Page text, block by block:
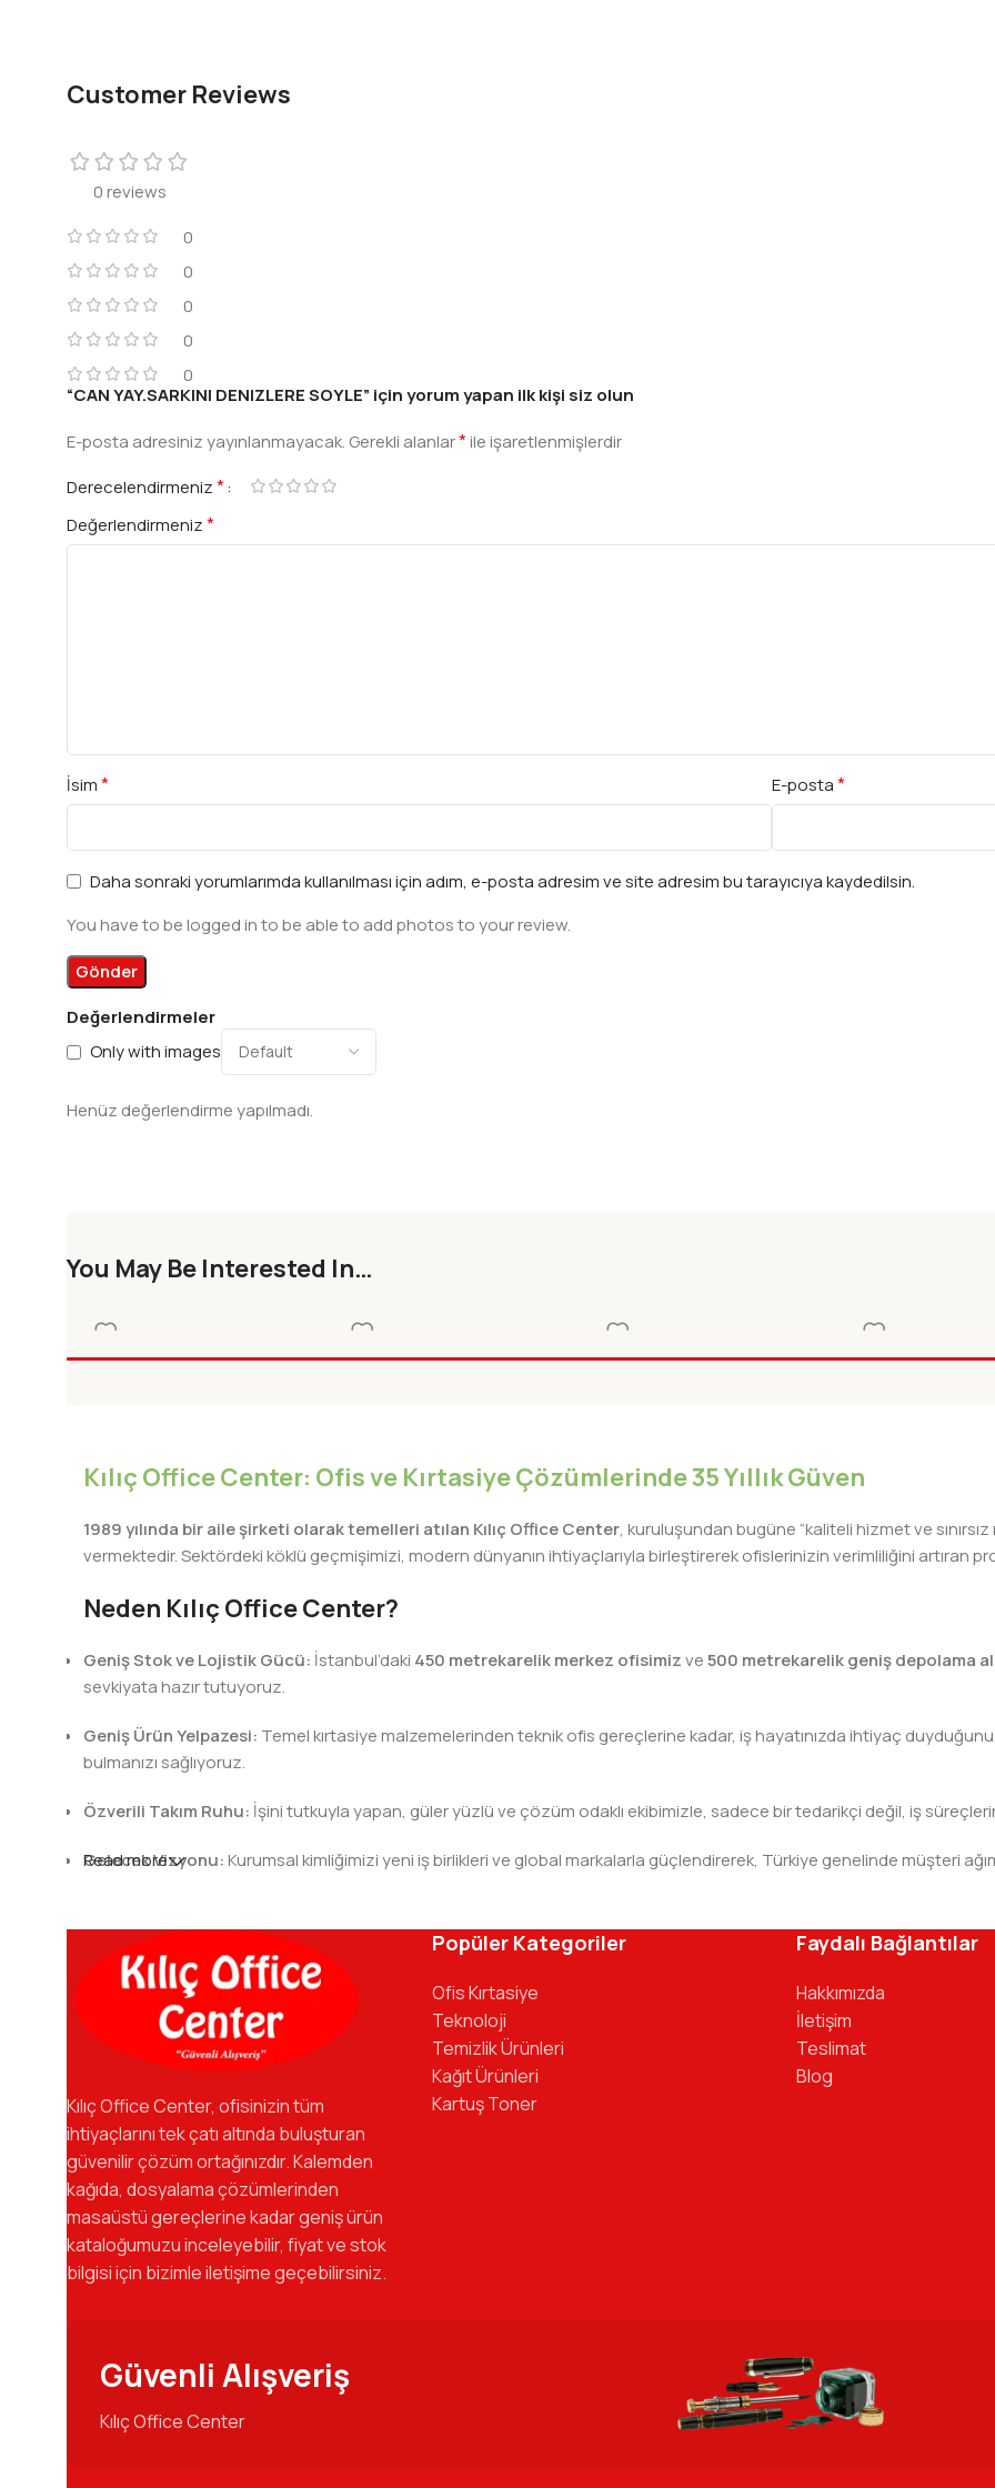
Customer Reviews
0 reviews
0
0
0
0
0
Değerlendirmeler
Only with images
Henüz değerlendirme yapılmadı.
“CAN YAY.SARKINI DENIZLERE SOYLE” için yorum yapan ilk kişi siz olun
E-posta adresiniz yayınlanmayacak. Gerekli alanlar*ile işaretlenmişlerdir
Derecelendirmeniz*
Değerlendirmeniz*
İsim* E-posta*
Daha sonraki yorumlarımda kullanılması için adım, e-posta adresim ve site adresim bu tarayıcıya kaydedilsin.
You have to be logged in to be able to add photos to your review.
You May Be Interested In…
HAZINESI
NASREDDIN HOCANIN
9 MUSTISIM DEDEKTIFLER
DURUMLER
Kılıç Office Center: Ofis ve Kırtasiye Çözümlerinde 35 Yıllık Güven
1989 yılında bir aile şirketi olarak temelleri atılan Kılıç Office Center, kuruluşundan bugüne “kaliteli hizmet ve
vermektedir. Sektördeki köklü geçmişimizi, modern dünyanın ihtiyaçlarıyla birleştirerek ofislerinizin verimliliğini artıran
Neden Kılıç Office Center?
Geniş Stok ve Lojistik Gücü: İstanbul’daki 450 metrekarelik merkez ofisimizve500 metrekarelik geniş depolama
sevkiyata hazır tutuyoruz.
Geniş Ürün Yelpazesi: Temel kırtasiye malzemelerinden teknik ofis gereçlerine kadar, iş hayatınızda ihtiyaç
bulmanızı sağlıyoruz.
Özverili Takım Ruhu: İşini tutkuyla yapan, güler yüzlü ve çözüm odaklı ekibimizle, sadece bir tedarikçi değil, iş
Gelecek Vizyonu:Kurumsal kimliğimizi yeni iş birlikleri ve global markalarla güçlendirerek, Türkiye genelinde müşteri
kadromuzla hizmetinizdeyiz.
Read more
Kılıç Office Center, ofisinizin tüm
ihtiyaçlarını tek çatı altında buluşturan
güvenilir çözüm ortağınızdır. Kalemden
kağıda, dosyalama çözümlerinden
masaüstü gereçlerine kadar geniş ürün
kataloğumuzu inceleyebilir, fiyat ve stok
bilgisi için bizimle iletişime geçebilirsiniz.
Popüler Kategoriler
Ofis Kırtasiye
Teknoloji
Temizlik Ürünleri
Kağıt Ürünleri
Kartuş Toner
Faydalı Bağlantılar
Hakkımızda
İletişim
Teslimat
Blog
Güvenli Alışveriş
Kılıç Office Center